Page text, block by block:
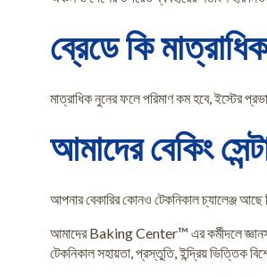
ব্রেডে কি
মাত্রাধিক নুনের ফলে পরিমাণ কম হবে, ইস্টের
আমাদের বেকিং
আপনার বেকারির কোনও টেকনিকাল চ্যালেঞ্জ আছে
আমাদের Baking Center™ এর কর্মীদলে
টেকনিকাল সহায়তা, প্রস্তুতি, ইন্দ্রিয় ভিত্তিক